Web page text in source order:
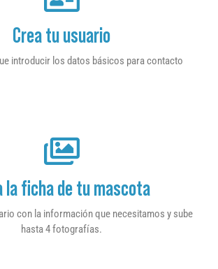
Crea tu usuario
introducir los datos básicos para contacto
la ficha de tu mascota
con la información que necesitamos y sube
hasta 4 fotografías.